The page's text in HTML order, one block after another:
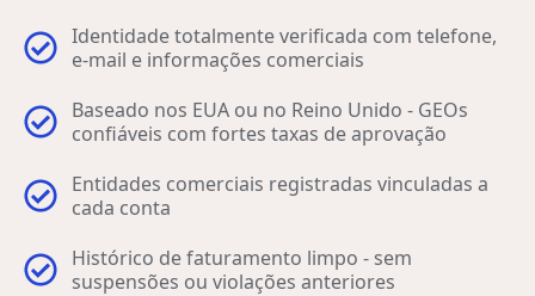
Identidade totalmente verificada com telefone,
e-mail e informações comerciais
Baseado nos EUA ou no Reino Unido - GEOs
confiáveis com fortes taxas de aprovação
Entidades comerciais registradas vinculadas a
cada conta
Histórico de faturamento limpo - sem
suspensões ou violações anteriores